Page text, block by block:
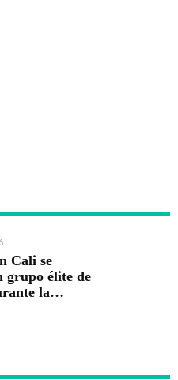
Cali se
grupo élite de
la